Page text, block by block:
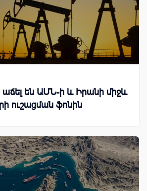
են ԱՄՆ-ի և Իրանի միջև
ուշացման ֆոնին